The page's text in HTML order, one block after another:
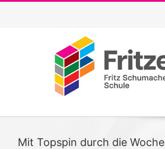
Mit Topspin durch die Woche